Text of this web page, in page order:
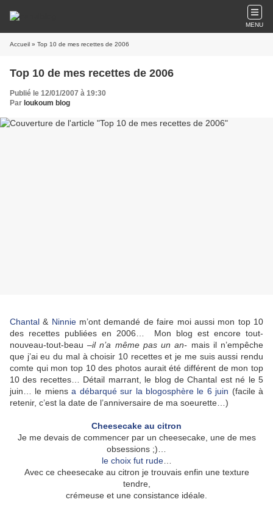
MENU
Accueil » Top 10 de mes recettes de 2006
Top 10 de mes recettes de 2006
Publié le 12/01/2007 à 19:30
Par loukoum blog
Chantal & Ninniem’ont demandé de faire moi aussi mon top 10
des recettes publiées en 2006… Mon blog est encore tout-
nouveau-tout-beau–il n’a même pas un an- mais il n’empêche
que j’ai eu du mal à choisir 10 recettes et je me suis aussi rendu
comte qui mon top 10 des photos aurait été différent de mon top
10 des recettes… Détail marrant, le blog de Chantal est né le 5
juin… le miensa débarqué sur la blogosphère le 6 juin (facile à
retenir, c’est la date de l’anniversaire de ma soeurette…)
Cheesecake au citron
Je me devais de commencer par un cheesecake, une de mes
obsessions ;)…
le choix fut rude…
Avec ce cheesecake au citron je trouvais enfin une texture
tendre,
crémeuse et une consistance idéale.